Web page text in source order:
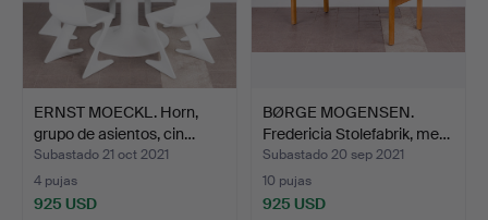
ERNST MOECKL. Horn,
grupo de asientos, cin…
Subastado 21 oct 2021
4 pujas
925 USD
BØRGE MOGENSEN.
Fredericia Stolefabrik, me…
Subastado 20 sep 2021
10 pujas
925 USD